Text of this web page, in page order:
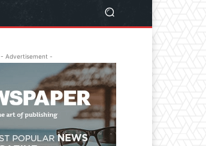
- Advertisement -